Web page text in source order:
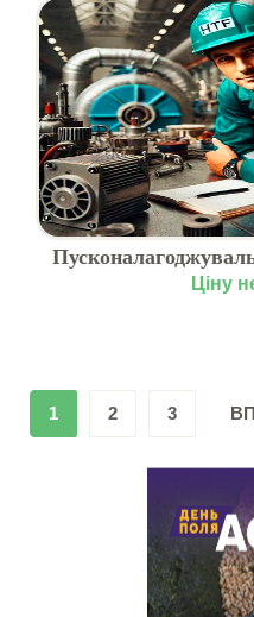
Ціну
1 2 3